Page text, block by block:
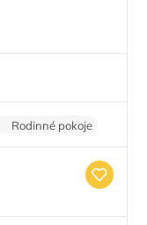
Rodinné pokoje